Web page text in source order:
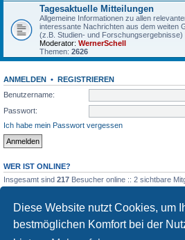
Diese Website nutzt Cookies, um
bestmöglichen Komfort bei der
Tagesaktuelle Mitteilungen
Allgemeine Informationen zu allen
interessante Nachrichten aus dem weiten
(z.B. Studien- und Forschungsergebnisse)
Moderator: WernerSchell
Themen: 2626
ANMELDEN • REGISTRIEREN
Benutzername:
Passwort:
Ich habe mein Passwort vergessen
WER IST ONLINE?
Insgesamt sind 217 Besucher online :: 2 sichtbare
215 Gäste (basierend auf den aktiven Besuchern der
Besuchern, die
waren.